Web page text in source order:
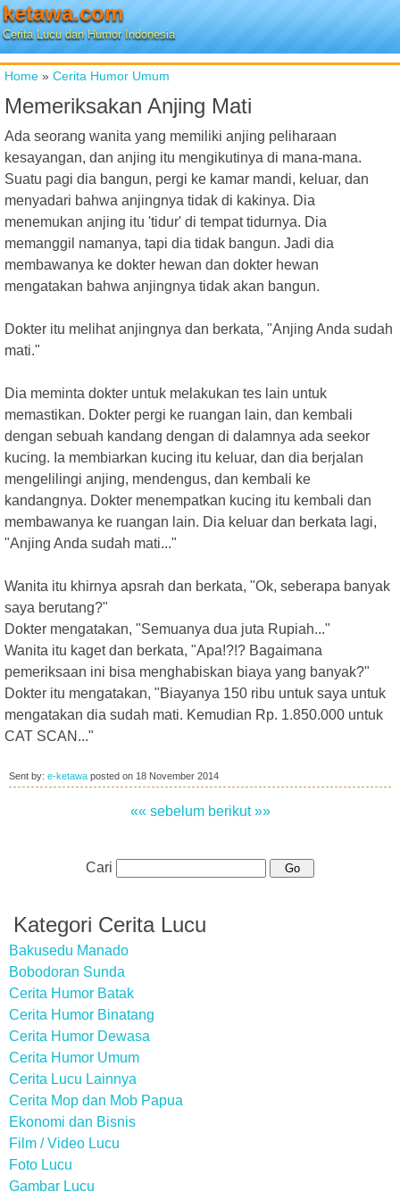
ketawa.com
Cerita Lucu dan Humor Indonesia
Home » Cerita Humor Umum
Memeriksakan Anjing Mati
Ada seorang wanita yang memiliki anjing peliharaan
kesayangan, dan anjing itu mengikutinya di mana-mana.
Suatu pagi dia bangun, pergi ke kamar mandi, keluar, dan
menyadari bahwa anjingnya tidak di kakinya. Dia
menemukan anjing itu 'tidur' di tempat tidurnya. Dia
memanggil namanya, tapi dia tidak bangun. Jadi dia
membawanya ke dokter hewan dan dokter hewan
mengatakan bahwa anjingnya tidak akan bangun.
Dokter itu melihat anjingnya dan berkata, "Anjing Anda sudah
mati."
Dia meminta dokter untuk melakukan tes lain untuk
memastikan. Dokter pergi ke ruangan lain, dan kembali
dengan sebuah kandang dengan di dalamnya ada seekor
kucing. Ia membiarkan kucing itu keluar, dan dia berjalan
mengelilingi anjing, mendengus, dan kembali ke
kandangnya. Dokter menempatkan kucing itu kembali dan
membawanya ke ruangan lain. Dia keluar dan berkata lagi,
"Anjing Anda sudah mati..."
Wanita itu khirnya apsrah dan berkata, "Ok, seberapa banyak
saya berutang?"
Dokter mengatakan, "Semuanya dua juta Rupiah..."
Wanita itu kaget dan berkata, "Apa!?!? Bagaimana
pemeriksaan ini bisa menghabiskan biaya yang banyak?"
Dokter itu mengatakan, "Biayanya 150 ribu untuk saya untuk
mengatakan dia sudah mati. Kemudian Rp. 1.850.000 untuk
CAT SCAN..."
Sent by: e-ketawa posted on 18 November 2014
«« sebelum berikut »»
Cari
Kategori Cerita Lucu
Bakusedu Manado
Bobodoran Sunda
Cerita Humor Batak
Cerita Humor Binatang
Cerita Humor Dewasa
Cerita Humor Umum
Cerita Lucu Lainnya
Cerita Mop dan Mob Papua
Ekonomi dan Bisnis
Film / Video Lucu
Foto Lucu
Gambar Lucu